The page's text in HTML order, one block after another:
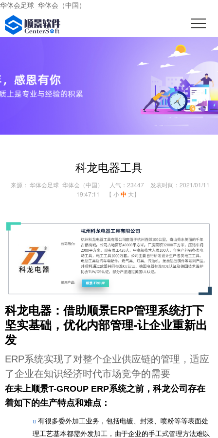
华体会足球_华体会（中国）
科龙电器工具
来源： 华体会足球_华体会（中国） 人气：23447
发表时间：2021/01/11
19:47:11
【 小 中 大】
科龙电器：借助顺景ERP管理系统打下
坚实基础，优化内部管理-让企业重新出
发
ERP系统实现了对整个企业供应链的管理，适应
了企业在知识经济时代市场竞争的需要
在未上顺景T-GROUP ERP系统之前，科龙公司存在
着如下的生产特点和难点：
u 有很多委外加工业务，包括电镀、封漆、喷粉等等表面处
理工艺基本都需外发加工，由于企业的手工式管理方法难以